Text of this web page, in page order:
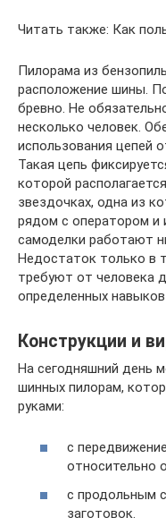
Читать также: Как
Пилорама из
расположение шины.
бревно. Не
несколько человек.
использования цепей
Такая цепь
которой
звездочках, одна из
рядом с оператором и
самоделки работают
Недостаток только в
требуют от человека
определенных навыков
Конструкции и
На сегодняшний день
шинных пилорам,
руками:
с
относительно
с продольным
заготовок.